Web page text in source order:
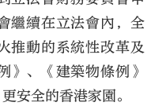
繼續在立法會內，全
推動的系統性改革及
》、《建築物條例》
安全的香港家園。